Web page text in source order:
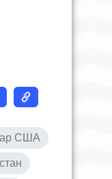
США